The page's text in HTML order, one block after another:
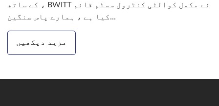
کے ساتھ ، BWITT نے مکمل کوالٹی کنٹرول سسٹم قائم
کیا ہے ، ہمارے پاس سنگین...
مزید دیکھیں